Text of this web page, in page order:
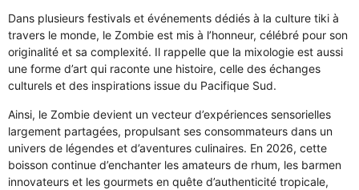
Dans plusieurs festivals et événements dédiés à la culture tiki à
travers le monde, le Zombie est mis à l’honneur, célébré pour son
originalité et sa complexité. Il rappelle que la mixologie est aussi
une forme d’art qui raconte une histoire, celle des échanges
culturels et des inspirations issue du Pacifique Sud.
Ainsi, le Zombie devient un vecteur d’expériences sensorielles
largement partagées, propulsant ses consommateurs dans un
univers de légendes et d’aventures culinaires. En 2026, cette
boisson continue d’enchanter les amateurs de rhum, les barmen
innovateurs et les gourmets en quête d’authenticité tropicale,